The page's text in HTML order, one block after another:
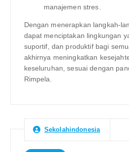
manajemen stres.
Dengan menerapkan langkah-
dapat menciptakan lingkungan
suportif, dan produktif bagi
akhirnya meningkatkan
keseluruhan, sesuai dengan
Rimpela.
Sekolahindonesia